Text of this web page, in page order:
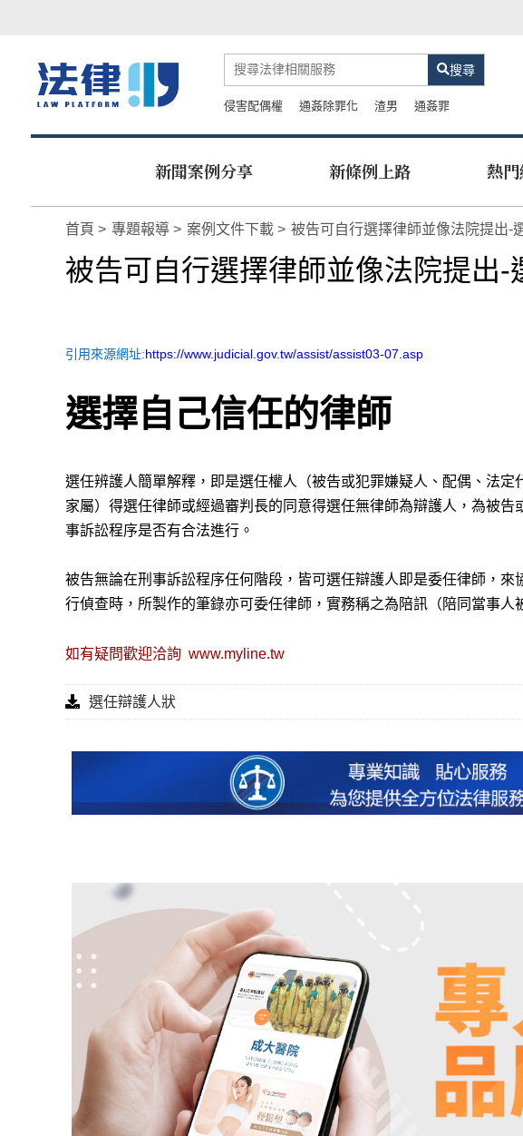
搜尋
侵害配偶權 通姦除罪化 渣男 通姦罪
新聞案例分享 新條例上路 熱
首頁 專題報導 案例文件下載 被告可自行選擇律師並像法院提出-
被告可自行選擇律師並像法院提出-
引用來源網址:https://www.judicial.gov.tw/assist/assist03-07.asp
選擇自己信任的律師
選任辨護人簡單解釋，即是選任權人（被告或犯罪嫌疑人、配偶、法定
家屬）得選任律師或經過審判長的同意得選任無律師為辯護人，為被告
事訴訟程序是否有合法進行。
被告無論在刑事訴訟程序任何階段，皆可選任辯護人即是委任律師，
行偵查時，所製作的筆錄亦可委任律師，實務稱之為陪訊（陪同當事人
如有疑問歡迎洽詢 www.myline.tw
選任辯護人狀